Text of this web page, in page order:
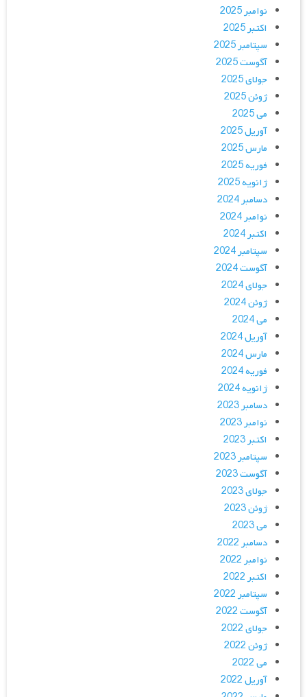
نوامبر 2025
اکتبر 2025
سپتامبر 2025
آگوست 2025
جولای 2025
ژوئن 2025
می 2025
آوریل 2025
مارس 2025
فوریه 2025
ژانویه 2025
دسامبر 2024
نوامبر 2024
اکتبر 2024
سپتامبر 2024
آگوست 2024
جولای 2024
ژوئن 2024
می 2024
آوریل 2024
مارس 2024
فوریه 2024
ژانویه 2024
دسامبر 2023
نوامبر 2023
اکتبر 2023
سپتامبر 2023
آگوست 2023
جولای 2023
ژوئن 2023
می 2023
دسامبر 2022
نوامبر 2022
اکتبر 2022
سپتامبر 2022
آگوست 2022
جولای 2022
ژوئن 2022
می 2022
آوریل 2022